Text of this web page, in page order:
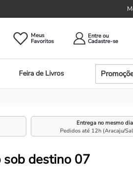
Meus Entre ou
Feira de Livros
Entrega no mesmo dia
Pedidos até 12h (Aracaju/
sob destino 07